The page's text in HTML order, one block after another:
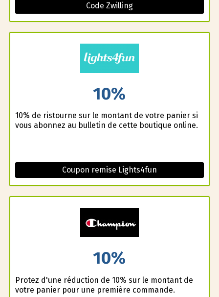
Code Zwilling
10%
10% de ristourne sur le montant de votre panier si
vous abonnez au bulletin de cette boutique online.
Coupon remise Lights4fun
10%
Profitez d'une réduction de 10% sur le montant de
votre panier pour une première commande.